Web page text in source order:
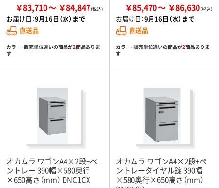
￥83,710 ￥84,847
お届け日：9月16日（水）まで
直送品
カラー・販売単位違いの商品が2商品ありま
す
￥85,470 ￥86,630
お届け日：9月16日（水）まで
直送品
カラー・販売単位違いの商品が2商品ありま
す
オカムラ ワゴンA4×2段+ペ
ントレー 390幅×580奥行
×650高さ（mm） DNC1CX
オカムラ ワゴンA4×2段+ペ
ントレーダイヤル錠 390幅
×580奥行×650高さ（mm）